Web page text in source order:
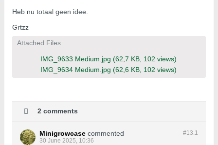
Heb nu totaal geen idee.
Grtzz
Attached Files
IMG_9633 Medium.jpg (62,7 KB, 102 views)
IMG_9634 Medium.jpg (62,6 KB, 102 views)
2 comments
#13.1
Minigrowcase commented
30 June 2025, 10:36